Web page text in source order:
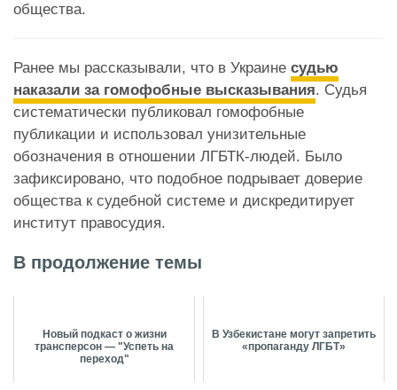
общества.
Ранее мы рассказывали, что в Украине судью
наказали за гомофобные высказывания. Судья
систематически публиковал гомофобные
публикации и использовал унизительные
обозначения в отношении ЛГБТК-людей. Было
зафиксировано, что подобное подрывает доверие
общества к судебной системе и дискредитирует
институт правосудия.
В продолжение темы
Новый подкаст о жизни
трансперсон — "Успеть на
переход"
В Узбекистане могут запретить
«пропаганду ЛГБТ»